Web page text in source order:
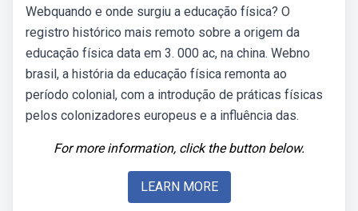
Webquando e onde surgiu a educação física? O
registro histórico mais remoto sobre a origem da
educação física data em 3. 000 ac, na china. Webno
brasil, a história da educação física remonta ao
período colonial, com a introdução de práticas físicas
pelos colonizadores europeus e a influência das.
For more information, click the button below.
LEARN MORE